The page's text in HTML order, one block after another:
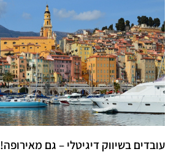
עובדים בשיווק דיגיטלי – גם מאירופה!